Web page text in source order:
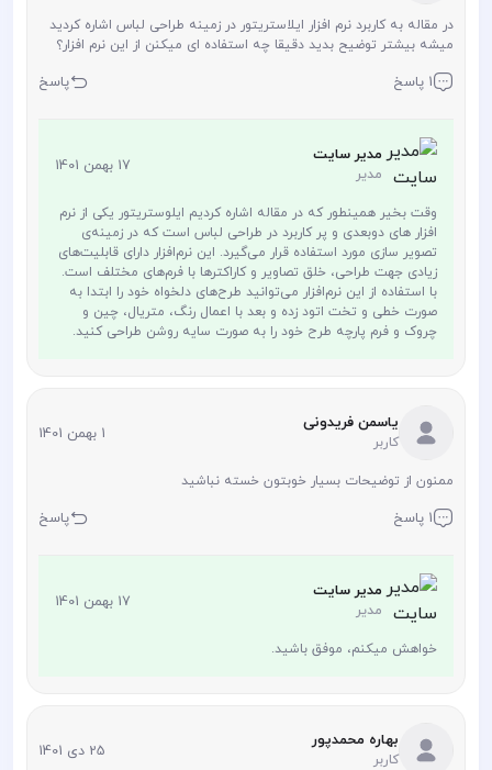
در مقاله به کاربرد نرم افزار ایلاستریتور در زمینه طراحی لباس اشاره کردید
میشه بیشتر توضیح بدید دقیقا چه استفاده ای میکنن از این نرم افزار؟
1 پاسخ پاسخ
مدیر سایت
مدیر 17 بهمن 1401
وقت بخیر همینطور که در مقاله اشاره کردیم ایلوستریتور یکی از نرم
افزار های دوبعدی و پر کاربرد در طراحی لباس است که در زمینه‌ی
تصویر سازی مورد استفاده قرار می‌گیرد. این نرم‌افزار دارای قابلیت‌های
زیادی جهت طراحی، خلق تصاویر و کاراکترها با فرم‌های مختلف است.
با استفاده از این نرم‌افزار می‌توانید طرح‌های دلخواه خود را ابتدا به
صورت خطی و تخت اتود زده و بعد با اعمال رنگ، متریال، چین و
چروک و فرم پارچه طرح خود را به صورت سایه روشن طراحی کنید.
یاسمن فریدونی
کاربر 1 بهمن 1401
ممنون از توضیحات بسیار خوبتون خسته نباشید
1 پاسخ پاسخ
مدیر سایت
مدیر 17 بهمن 1401
خواهش میکنم، موفق باشید.
بهاره محمدپور
کاربر 25 دی 1401